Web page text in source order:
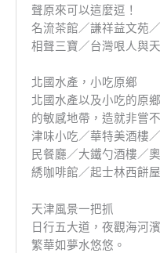
聲原來可以這麼逗！
名流茶館／謙祥益文苑
相聲三寶／台灣哏人與
北國水產，小吃原鄉
北國水產以及小吃的原
的敏感地帶，造就非嘗
津味小吃／華特美酒樓
民餐廳／大鐵勺酒樓／
綉咖啡館／起士林西餅
天津風景一把抓
日行五大道，夜觀海河
繁華如夢水悠悠。